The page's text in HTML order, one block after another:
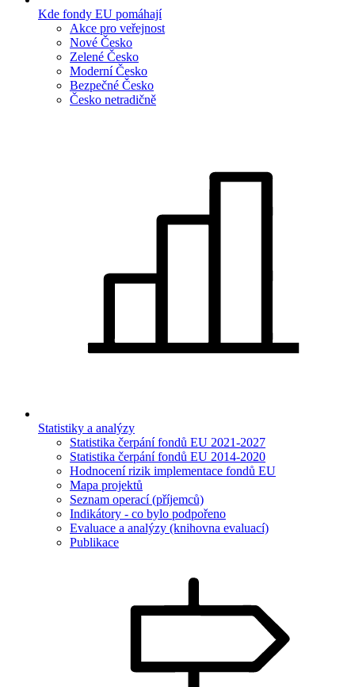
Kde fondy EU pomáhají
Akce pro veřejnost
Nové Česko
Zelené Česko
Moderní Česko
Bezpečné Česko
Česko netradičně
Statistiky a analýzy
Statistika čerpání fondů EU 2021-2027
Statistika čerpání fondů EU 2014-2020
Hodnocení rizik implementace fondů EU
Mapa projektů
Seznam operací (příjemců)
Indikátory - co bylo podpořeno
Evaluace a analýzy (knihovna evaluací)
Publikace